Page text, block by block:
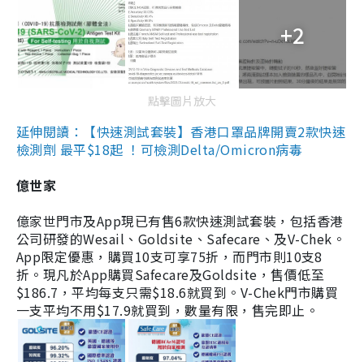
+2
點擊圖片放大
延伸閱讀：【快速測試套裝】香港口罩品牌開賣2款快速
檢測劑 最平$18起 ！可檢測Delta/Omicron病毒
億世家
億家世門市及App現已有售6款快速測試套裝，包括香港
公司研發的Wesail、Goldsite、Safecare、及V-Chek。
App限定優惠，購買10支可享75折，而門市則10支8
折。現凡於App購買Safecare及Goldsite，售價低至
$186.7，平均每支只需$18.6就買到。V-Chek門市購買
一支平均不用$17.9就買到，數量有限，售完即止。